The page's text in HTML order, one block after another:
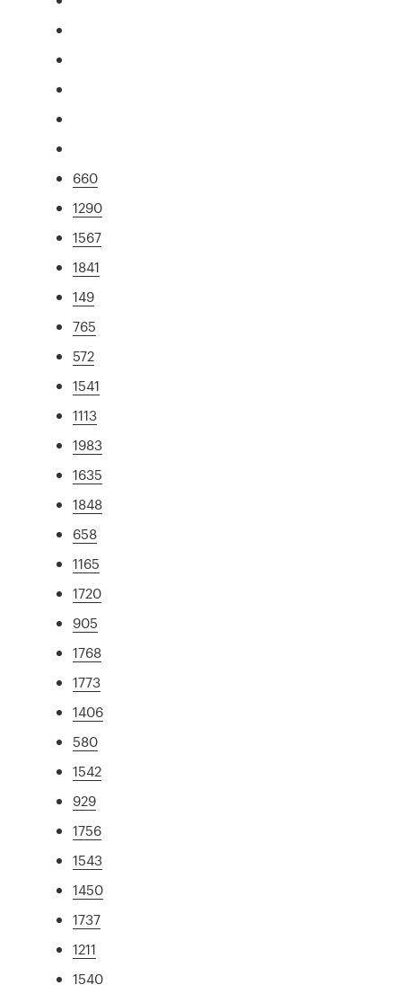
660
1290
1567
1841
149
765
572
1541
1113
1983
1635
1848
658
1165
1720
905
1768
1773
1406
580
1542
929
1756
1543
1450
1737
1211
1540